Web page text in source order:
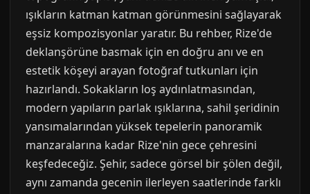
ışıkların katman katman görünmesini sağlayarak
eşsiz kompozisyonlar yaratır. Bu rehber, Rize'de
deklanşörüne basmak için en doğru anı ve en
estetik köşeyi arayan fotoğraf tutkunları için
hazırlandı. Sokakların loş aydınlatmasından,
modern yapıların parlak ışıklarına, sahil şeridinin
yansımalarından yüksek tepelerin panoramik
manzaralarına kadar Rize'nin gece çehresini
keşfedeceğiz. Şehir, sadece görsel bir şölen değil,
aynı zamanda gecenin ilerleyen saatlerinde farklı